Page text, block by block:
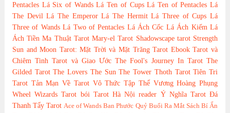
Pentacles Lá Six of Wands Lá Ten of Cups Lá Ten of Pentacles Lá
The Devil Lá The Emperor Lá The Hermit Lá Three of Cups Lá
Three of Wands Lá Two of Pentacles Lá Ách Cốc Lá Ách Kiếm Lá
Ách Tiền Ma Thuật Tarot Mary-el Tarot Shadowscape tarot Strength
Sun and Moon Tarot: Mặt Trời và Mặt Trăng Tarot Ebook Tarot và
Chiêm Tinh Tarot và Giao Ước The Fool's Journey In Tarot The
Gilded Tarot The Lovers The Sun The Tower Thoth Tarot Tiên Tri
Tarot Tản Mạn Về Tarot Vô Thức Tập Thể Vương Hoàng Phụng
Wheel Wizards Tarot bói Tarot Hà Nội reader Ý Nghĩa Tarot Đá
Thanh Tẩy Tarot Ace of Wands Ban Phước Quỷ Buổi Ra Mắt Sách Bí Ẩn